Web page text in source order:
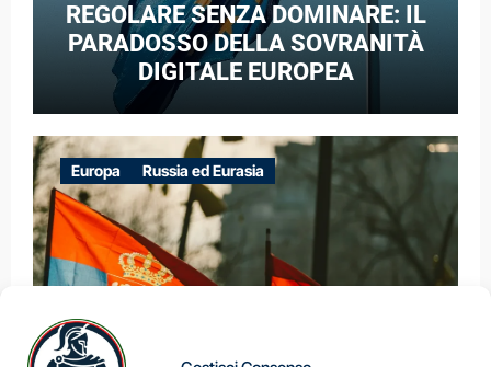
REGOLARE SENZA DOMINARE: IL
PARADOSSO DELLA SOVRANITÀ
DIGITALE EUROPEA
Europa Russia ed Eurasia